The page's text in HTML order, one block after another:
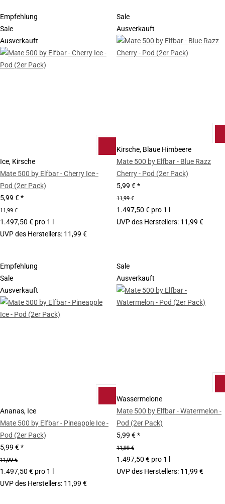
Empfehlung
Sale
Ausverkauft
Ice, Kirsche
Mate 500 by Elfbar - Cherry Ice -
Pod (2er Pack)
5,99 €*
11,99 €
1.497,50 € pro 1 l
UVP des Herstellers: 11,99 €
Sale
Ausverkauft
Kirsche, Blaue Himbeere
Mate 500 by Elfbar - Blue Razz
Cherry - Pod (2er Pack)
5,99 €*
11,99 €
1.497,50 € pro 1 l
UVP des Herstellers: 11,99 €
Empfehlung
Sale
Ausverkauft
Ananas, Ice
Mate 500 by Elfbar - Pineapple Ice -
Pod (2er Pack)
5,99 €*
11,99 €
1.497,50 € pro 1 l
UVP des Herstellers: 11,99 €
Sale
Ausverkauft
Wassermelone
Mate 500 by Elfbar - Watermelon -
Pod (2er Pack)
5,99 €*
11,99 €
1.497,50 € pro 1 l
UVP des Herstellers: 11,99 €